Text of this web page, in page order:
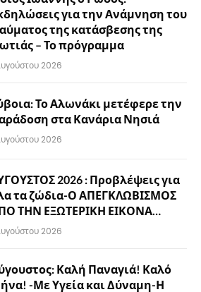
για την Ανάμνηση του
της κατάσβεσης της
– Το πρόγραμμα
2026
Το Αλωνάκι μετέφερε την
στα Κανάρια Νησιά
2026
2026 : Προβλέψεις για
τα ζώδια-Ο ΑΠΕΓΚΛΩΒΙΣΜΟΣ
ΤΗΝ ΕΞΩΤΕΡΙΚΗ ΕΙΚΟΝΑ…
2026
Καλή Παναγιά! Καλό
-Με Υγεία και Δύναμη-Η